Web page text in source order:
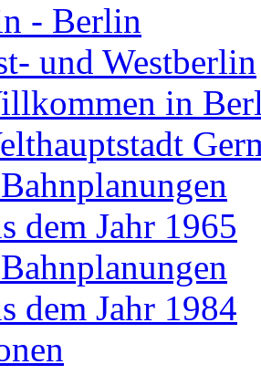
- Berlin
und Westberlin
in
dem Jahr 1965
dem Jahr 1984